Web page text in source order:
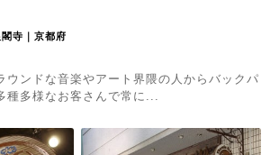
寺｜京都府
ウンドな音楽やアート界隈の人からバックパ
種多様なお客さんで常に...